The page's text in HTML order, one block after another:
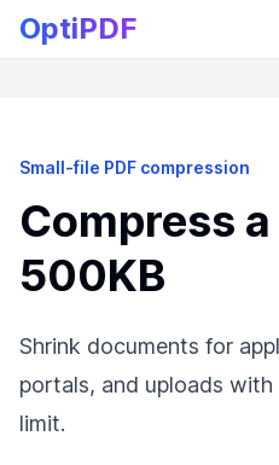
OptiPDF
Small-file PDF compression
Compress
500KB
Shrink documents for
portals, and uploads
limit.